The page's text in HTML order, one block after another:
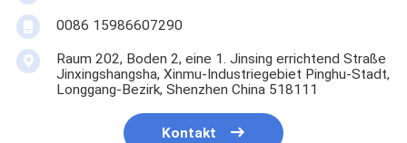
0086 15986607290
Raum 202, Boden 2, eine 1. Jinsing errichtend Straße
Jinxingshangsha, Xinmu-Industriegebiet Pinghu-Stadt,
Longgang-Bezirk, Shenzhen China 518111
Kontakt